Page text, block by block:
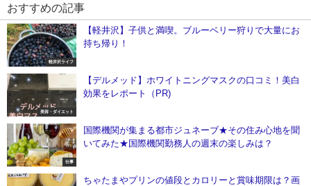
おすすめの記事
軽井沢ライフ
【軽井沢】子供と満喫。ブルーベリー狩りで大量にお
持ち帰り！
美容・ダイエット
【デルメッド】ホワイトニングマスクの口コミ！美白
効果をレポート（PR)
仕事
国際機関が集まる都市ジュネーブ★その住み心地を聞
いてみた★国際機関勤務人の週末の楽しみは？
ちゃたまやプリンの値段とカロリーと賞味期限は？画